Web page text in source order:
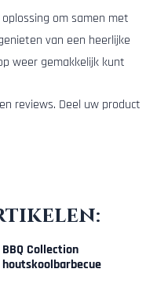
om samen met
van een heerlijke
weer gemakkelijk kunt
reviews. Deel uw product
BBQ Collection
houtskoolbarbecue